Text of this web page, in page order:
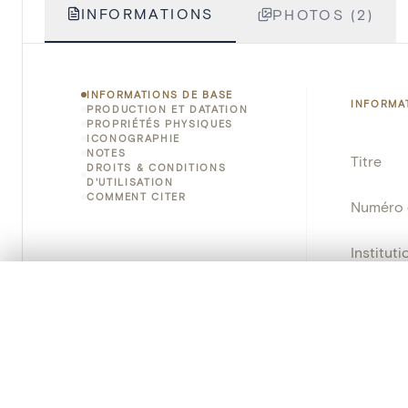
INFORMATIONS PHOTOS (2)
INFORMATIONS DE BASE
PRODUCTION ET DATATION
PROPRIÉTÉS PHYSIQUES
ICONOGRAPHIE
NOTES
DROITS & CONDITIONS
D'UTILISATION
COMMENT CITER
Titre